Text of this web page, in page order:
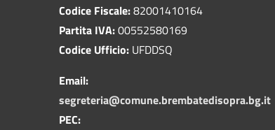
Codice Fiscale:82001410164
Partita IVA:00552580169
Codice Ufficio: UFDDSQ
Email:
segreteria@comune.brembatedisopra.bg.it
PEC: